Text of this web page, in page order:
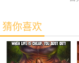
猜你喜欢